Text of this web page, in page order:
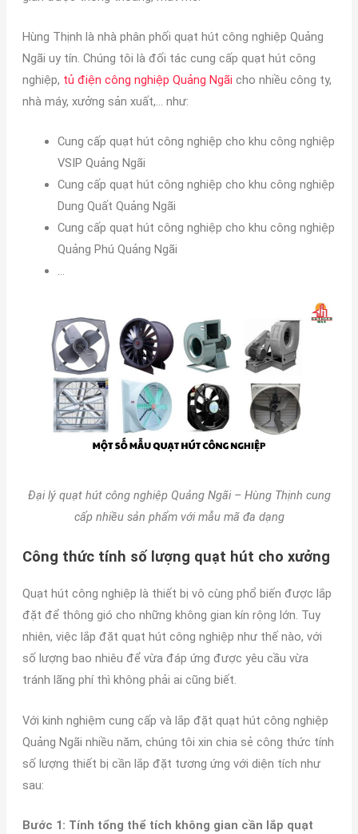
Hùng Thịnh là nhà phân phối quạt hút công nghiệp Quảng
Ngãi uy tín. Chúng tôi là đối tác cung cấp quạt hút công
nghiệp, tủ điện công nghiệp Quảng Ngãi cho nhiều công ty,
nhà máy, xưởng sản xuất,… như:
Cung cấp quạt hút công nghiệp cho khu công nghiệp
VSIP Quảng Ngãi
Cung cấp quạt hút công nghiệp cho khu công nghiệp
Dung Quất Quảng Ngãi
Cung cấp quạt hút công nghiệp cho khu công nghiệp
Quảng Phú Quảng Ngãi
…
Đại lý quạt hút công nghiệp Quảng Ngãi – Hùng Thịnh cung
cấp nhiều sản phẩm với mẫu mã đa dạng
Công thức tính số lượng quạt hút cho xưởng
Quạt hút công nghiệp là thiết bị vô cùng phổ biến được lắp
đặt để thông gió cho những không gian kín rộng lớn. Tuy
nhiên, việc lắp đặt quạt hút công nghiệp như thế nào, với
số lượng bao nhiêu để vừa đáp ứng được yêu cầu vừa
tránh lãng phí thì không phải ai cũng biết.
Với kinh nghiệm cung cấp và lắp đặt quạt hút công nghiệp
Quảng Ngãi nhiều năm, chúng tôi xin chia sẻ công thức tính
số lượng thiết bị cần lắp đặt tương ứng với diện tích như
sau:
Bước 1: Tính tổng thể tích không gian cần lắp quạt